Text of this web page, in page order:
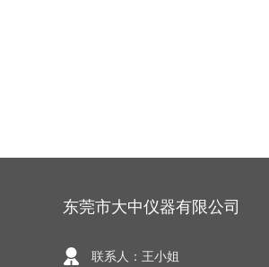
东莞市大中仪器有限公司
联系人：王小姐